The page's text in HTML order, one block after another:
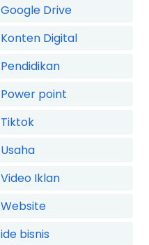
Google Drive
Konten Digital
Pendidikan
Power point
Tiktok
Usaha
Video Iklan
Website
ide bisnis